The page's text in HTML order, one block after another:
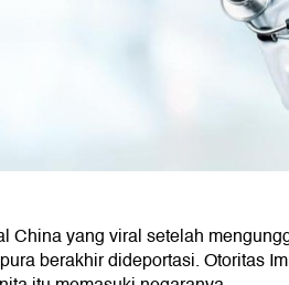
China yang viral setelah
berakhir dideportasi. Otoritas